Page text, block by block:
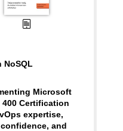
NoSQL
Microsoft
Certification
expertise,
and